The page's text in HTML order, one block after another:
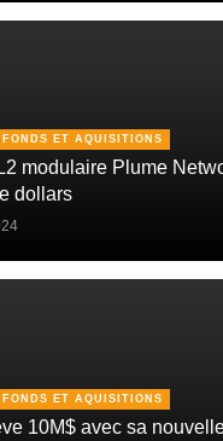
FONDS ET AQUISITIONS
modulaire Plume
dollars
FONDS ET AQUISITIONS
10M$ avec sa